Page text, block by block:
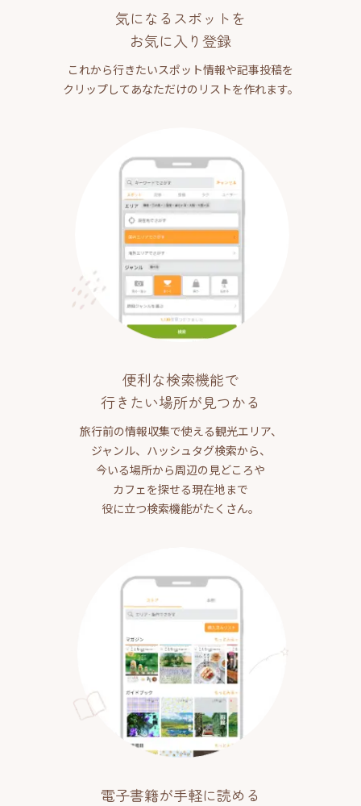
気になるスポットを
お気に入り登録
これから行きたいスポット情報や記事投稿を
クリップしてあなただけのリストを作れます。
便利な検索機能で
行きたい場所が見つかる
旅行前の情報収集で使える観光エリア、
ジャンル、ハッシュタグ検索から、
今いる場所から周辺の見どころや
カフェを探せる現在地まで
役に立つ検索機能がたくさん。
電子書籍が手軽に読める